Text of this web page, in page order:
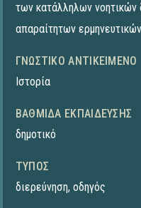
των κατάλληλων νοητικών
απαραίτητων
ΓΝΩΣΤΙΚΌ ΑΝΤΙΚΕΊΜΕΝΟ
Ιστορία
ΒΑΘΜΊΔΑ ΕΚΠΑΊΔΕΥΣΗΣ
δημοτικό
ΤΎΠΟΣ
διερεύνηση, οδηγός